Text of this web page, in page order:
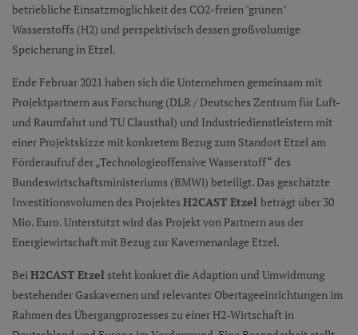
betriebliche Einsatzmöglichkeit des CO2-freien "grünen"
Wasserstoffs (H2) und perspektivisch dessen großvolumige
Speicherung in Etzel.
Ende Februar 2021 haben sich die Unternehmen gemeinsam mit
Projektpartnern aus Forschung (DLR / Deutsches Zentrum für Luft-
und Raumfahrt und TU Clausthal) und Industriedienstleistern mit
einer Projektskizze mit konkretem Bezug zum Standort Etzel am
Förderaufruf der „Technologieoffensive Wasserstoff“ des
Bundeswirtschaftsministeriums (BMWi) beteiligt. Das geschätzte
Investitionsvolumen des Projektes H2CAST Etzel beträgt über 30
Mio. Euro. Unterstützt wird das Projekt von Partnern aus der
Energiewirtschaft mit Bezug zur Kavernenanlage Etzel.
Bei H2CAST Etzel steht konkret die Adaption und Umwidmung
bestehender Gaskavernen und relevanter Obertageeinrichtungen im
Rahmen des Übergangprozesses zu einer H2-Wirtschaft in